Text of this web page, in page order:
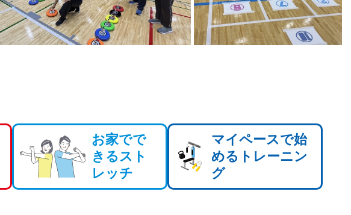
お家でで
きるスト
レッチ
マイペースで始
めるトレーニン
グ